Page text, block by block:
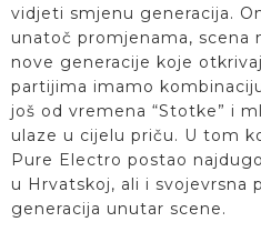
vidjeti smjenu generacija.
unatoč promjenama,
nove generacije koje
partijima imamo
još od vremena “Stotke” i
ulaze u cijelu priču. U tom
Pure Electro postao
u Hrvatskoj, ali i svojevrsna
generacija unutar scene.